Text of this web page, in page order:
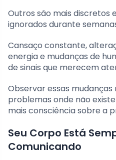
Outros são mais discretos
ignorados durante
Cansaço constante,
energia e mudanças de
de sinais que merecem
Observar essas
problemas onde não
mais consciência sobre a
Seu Corpo Está
Comunicando